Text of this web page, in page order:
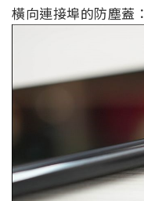
橫向連接埠的防塵蓋：